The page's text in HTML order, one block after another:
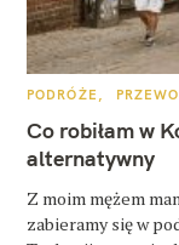
K
T
E
G
O
I
E
PODRÓŻE
Co robiłam w
alternatywny
Z moim mężem
zabieramy się w